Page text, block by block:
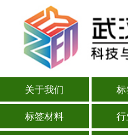
关于我们
标签材料